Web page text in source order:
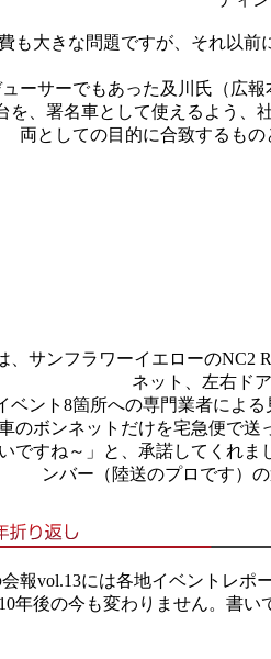
大きな問題ですが、それ以
ーサーでもあった及川氏（広
を、署名車として使えるよう
両としての目的に合致するもの
サンフラワーイエローのNC2
ネット、左右ド
ント8箇所への専門業者によ
のボンネットだけを宅急便で
ですね～」と、承諾してくれ
ンバー（陸送のプロです）
報vol.13には各地イベントレ
後の今も変わりません。書